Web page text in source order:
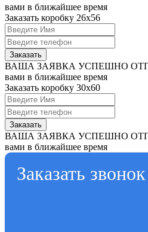
вами в ближайшее время
Заказать коробку 26x56
Заказать
ВАША ЗАЯВКА УСПЕШНО
вами в ближайшее время
Заказать коробку 30x60
Заказать
ВАША ЗАЯВКА УСПЕШНО
вами в ближайшее время
Заказать звонок